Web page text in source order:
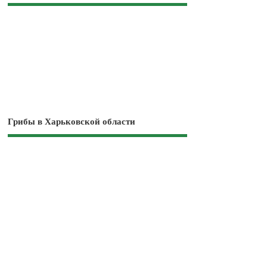
Грибы в Харьковской области